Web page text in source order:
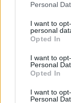
Personal
I want to
personal
Opted In
I want to
Personal
Opted In
I want to
Personal
Τρόπος Ζωής
Η πιο
να ακούς